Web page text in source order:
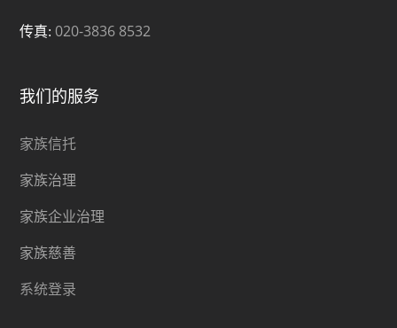
传真: 020-3836 8532
我们的服务
家族信托
家族治理
家族企业治理
家族慈善
系统登录